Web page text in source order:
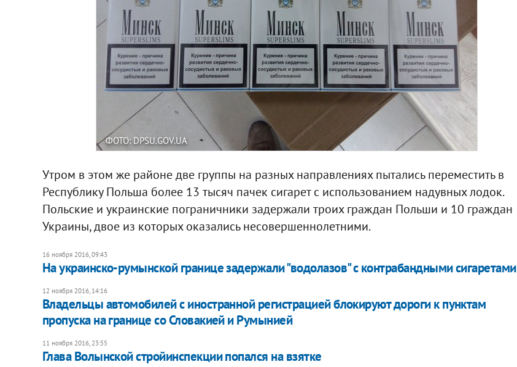
ФОТО: DPSU.GOV.UA
Утром в этом же районе две группы на разных направлениях пытались переместить в
Республику Польша более 13 тысяч пачек сигарет с использованием надувных лодок.
Польские и украинские пограничники задержали троих граждан Польши и 10 граждан
Украины, двое из которых оказались несовершеннолетними.
16 ноября 2016, 09:43
На украинско-румынской границе задержали "водолазов" с контрабандными сигаретами
12 ноября 2016, 14:16
Владельцы автомобилей с иностранной регистрацией блокируют дороги к пунктам
пропуска на границе со Словакией и Румынией
11 ноября 2016, 23:55
Глава Волынской стройинспекции попался на взятке